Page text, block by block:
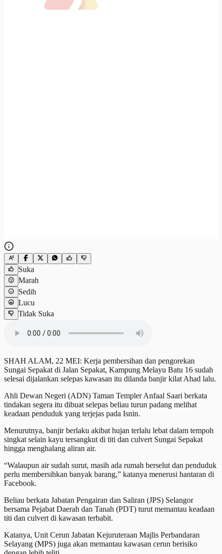
Suka
Marah
Sedih
Lucu
Tidak Suka
SHAH ALAM, 22 MEI: Kerja pembersihan dan pengorekan
Sungai Sepakat di Jalan Sepakat, Kampung Melayu Batu 16 sudah
selesai dijalankan selepas kawasan itu dilanda banjir kilat Ahad lalu.
Ahli Dewan Negeri (ADN) Taman Templer Anfaal Saari berkata
tindakan segera itu dibuat selepas beliau turun padang melihat
keadaan penduduk yang terjejas pada Isnin.
Menurutnya, banjir berlaku akibat hujan terlalu lebat dalam tempoh
singkat selain kayu tersangkut di titi dan culvert Sungai Sepakat
hingga menghalang aliran air.
“Walaupun air sudah surut, masih ada rumah berselut dan penduduk
perlu membersihkan banyak barang,” katanya menerusi hantaran di
Facebook.
Beliau berkata Jabatan Pengairan dan Saliran (JPS) Selangor
bersama Pejabat Daerah dan Tanah (PDT) turut memantau keadaan
titi dan culvert di kawasan terbabit.
Katanya, Unit Cerun Jabatan Kejuruteraan Majlis Perbandaran
Selayang (MPS) juga akan memantau kawasan cerun berisiko